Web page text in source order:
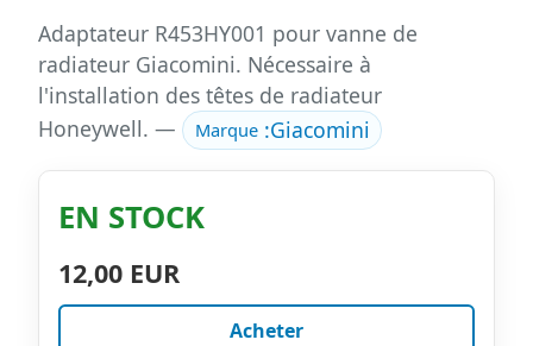
Adaptateur R453HY001 pour vanne de
radiateur Giacomini. Nécessaire à
l'installation des têtes de radiateur
Honeywell. —
Marque:Giacomini
EN STOCK
12,00 EUR
Acheter